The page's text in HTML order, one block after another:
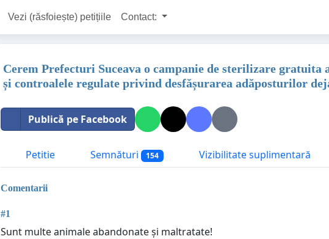
Vezi (răsfoiește) petițiile Contact:
Cerem Prefecturi Suceava o campanie de sterilizare
și controalele regulate privind desfășurarea adăposturilor
Publică pe Facebook
Petitie Semnături 154 Vizibilitate suplimentară
Comentarii
#1
Sunt multe animale abandonate și maltratate!